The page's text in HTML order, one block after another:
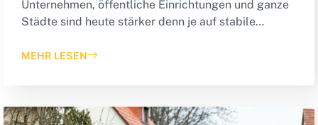
Unternehmen, öffentliche Einrichtungen und ganze
Städte sind heute stärker denn je auf stabile…
MEHR LESEN